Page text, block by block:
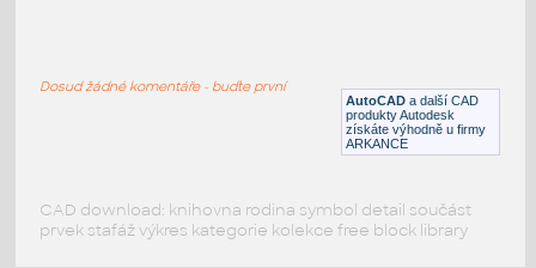
uzávěr vody
AutoCAD a další CAD
produkty Autodesk
získáte výhodně u firmy
ARKANCE
Dosud žádné komentáře - buďte první
CAD download: knihovna rodina symbol detail součást
prvek stafáž výkres kategorie kolekce free block library